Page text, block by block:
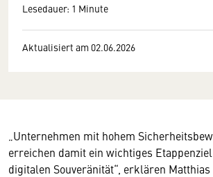
Lesedauer: 1 Minute
Aktualisiert am 02.06.2026
„Unternehmen mit hohem
erreichen damit ein wichtiges
digitalen Souveränität“, erklären